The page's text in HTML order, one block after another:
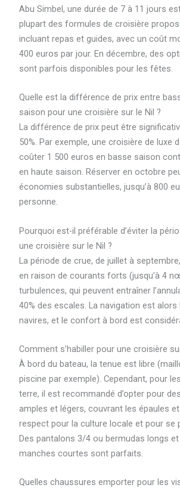
Abu Simbel, une durée de 7 à 11 jours
plupart des formules de croisière
incluant repas et guides, avec un coût
400 euros par jour. En décembre, des
sont parfois disponibles pour les fêtes.
Quelle est la différence de prix entre
saison pour une croisière sur le Nil ?
La différence de prix peut être
50%. Par exemple, une croisière de luxe
coûter 1 500 euros en basse saison
en haute saison. Réserver en octobre
économies substantielles, jusqu’à 800
personne.
Pourquoi est-il préférable d’éviter la
une croisière sur le Nil ?
La période de crue, de juillet à
en raison de courants forts (jusqu’à 4
turbulences, qui peuvent entraîner
40% des escales. La navigation est
navires, et le confort à bord est
Comment s’habiller pour une croisière
À bord du bateau, la tenue est libre
piscine par exemple). Cependant, pour
terre, il est recommandé d’opter pour
amples et légers, couvrant les épaules
respect pour la culture locale et pour se
Des pantalons 3/4 ou bermudas longs
manches courtes sont parfaits.
Quelles chaussures emporter pour les